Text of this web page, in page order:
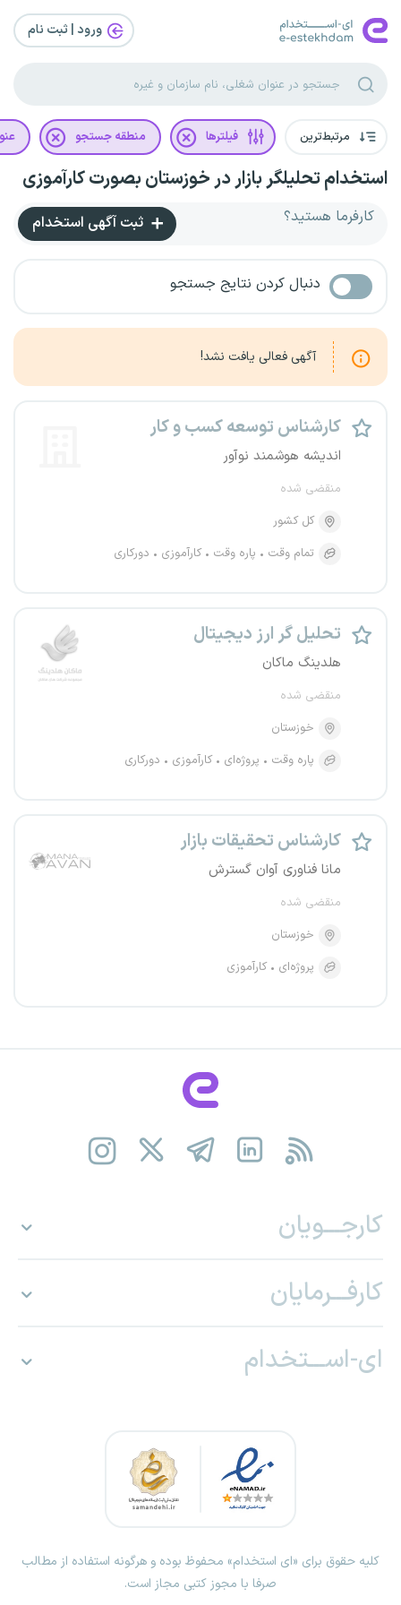
ورود | ثبت‌ نام
مرتبط‌ترین فیلترها منطقه جستجو
استخدام تحلیلگر بازار در خوزستان بصورت کارآموزی
کارفرما هستید؟ ثبت آگهی استخدام
دنبال کردن نتایج جستجو
آگهی فعالی یافت نشد!
کارشناس توسعه کسب و کار
اندیشه هوشمند نوآور
منقضی شده
کل کشور
تمام وقت
پاره وقت کارآموزی دورکاری
تحلیل گر ارز دیجیتال
هلدینگ ماکان
منقضی شده
خوزستان
پاره وقت
پروژه‌ای کارآموزی دورکاری
کارشناس تحقیقات بازار
مانا فناوری آوان گسترش
منقضی شده
خوزستان
پروژه‌ای
کارآموزی
کارجـــویان
کارفـــرمایان
ای-اســـتخدام
کلیه حقوق برای «ای استخدام» محفوظ بوده و هرگونه استفاده از مطالب
صرفا با مجوز کتبی مجاز است.